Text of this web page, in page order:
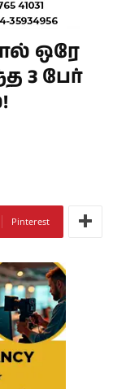
ஒரே
3 பேர்
Pinterest